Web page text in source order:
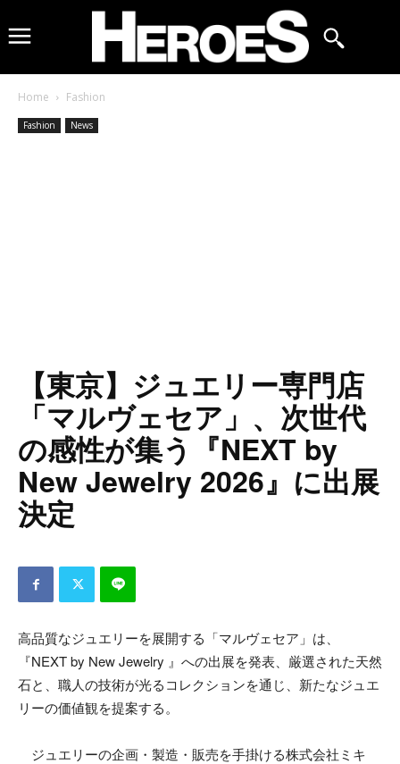
Home Fashion
Fashion News
【東京】ジュエリー専門店
「マルヴェセア」、次世代
の感性が集う『NEXT by
New Jewelry 2026』に出展
決定
高品質なジュエリーを展開する「マルヴェセア」は、
『NEXT by New Jewelry 』への出展を発表、厳選された天然
石と、職人の技術が光るコレクションを通じ、新たなジュエ
リーの価値観を提案する。
ジュエリーの企画・製造・販売を手掛ける株式会社ミキ